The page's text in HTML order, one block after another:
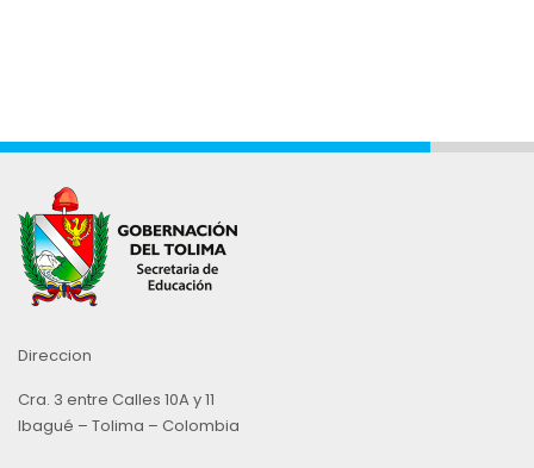
Direccion
Cra. 3 entre Calles 10A y 11
Ibagué – Tolima – Colombia